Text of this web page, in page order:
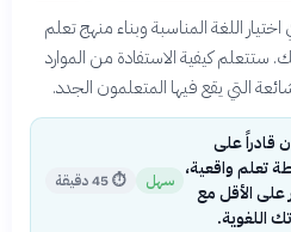
اللغة المناسبة وبناء منهج تعلم
كيفية الاستفادة من الموارد
التي يقع فيها المتعلمون الجدد.
قادراً على
تعلم واقعية،
على الأقل مع
اللغوية.
سهل ⏱45 دقيقة